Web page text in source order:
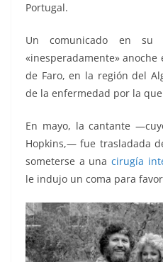
Portugal.
Un comunicado en
«inesperadamente»
de Faro, en la región del
de la enfermedad por la
En mayo, la cantante
Hopkins,— fue trasladada
someterse a una cirugía
le indujo un coma para